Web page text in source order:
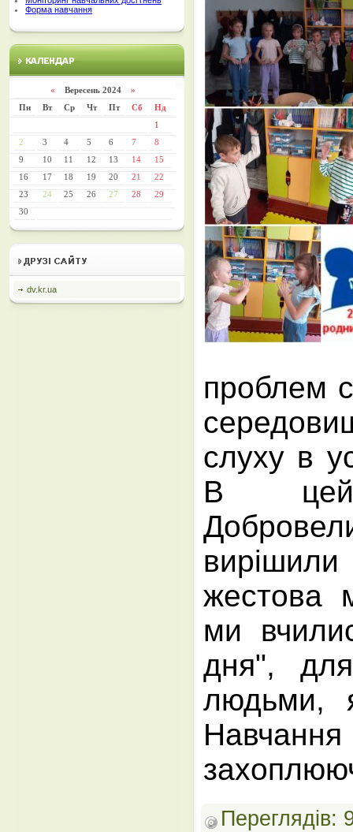
Форма навчання
« Вересень 2024 »
Пн
Вт Ср Чт Пт Сб
Нд
1
2
3 4 5 6 7
8
9
10 11 12 13 14
15
16
17 18 19 20 21
22
23
24 25 26 27 28
29
30
dv.kr.ua
проблем
слуху в
В цей
жестова
ми
дня",
людьми,